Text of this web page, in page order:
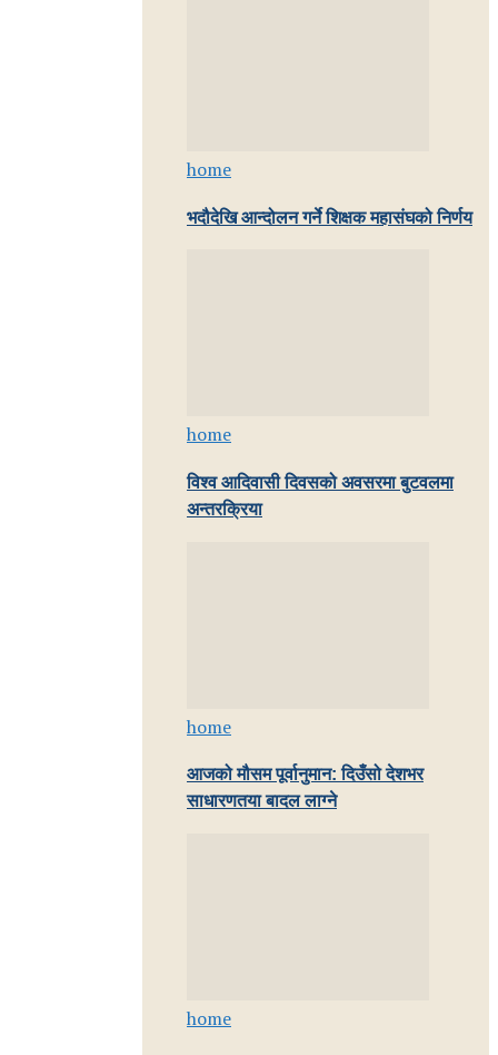
home
भदौदेखि आन्दोलन गर्ने शिक्षक महासंघको निर्णय
home
विश्व आदिवासी दिवसको अवसरमा बुटवलमा
अन्तरक्रिया
home
आजको मौसम पूर्वानुमान: दिउँसो देशभर
साधारणतया बादल लाग्ने
home